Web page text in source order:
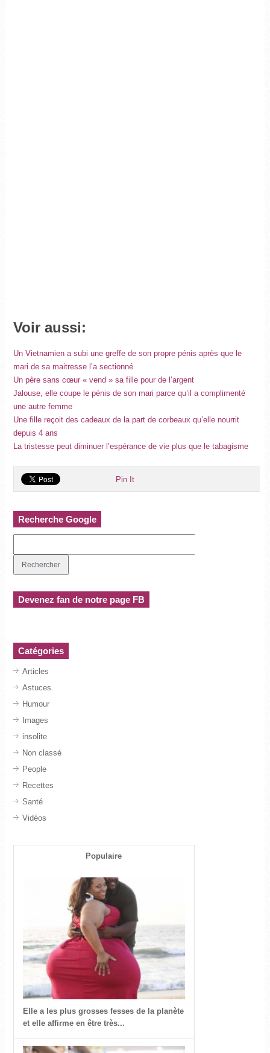
Voir aussi:
Un Vietnamien a subi une greffe de son propre pénis après que le
mari de sa maitresse l’a sectionné
Un père sans cœur « vend » sa fille pour de l’argent
Jalouse, elle coupe le pénis de son mari parce qu’il a complimenté
une autre femme
Une fille reçoit des cadeaux de la part de corbeaux qu’elle nourrit
depuis 4 ans
La tristesse peut diminuer l’espérance de vie plus que le tabagisme
Pin It
Recherche Google
Devenez fan de notre page FB
Catégories
Articles
Astuces
Humour
Images
insolite
Non classé
People
Recettes
Santé
Vidéos
Populaire
Elle a les plus grosses fesses de la planète
et elle affirme en être très...